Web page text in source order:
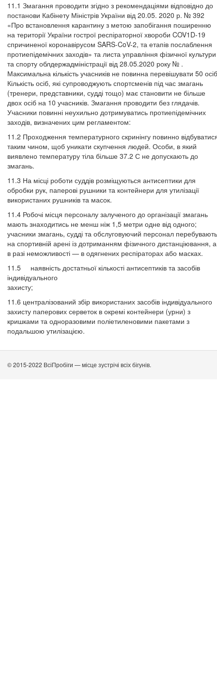
11.1 Змагання проводити згідно з рекомендаціями відповідно до
постанови Кабінету Міністрів України від 20.05. 2020 р. № 392
«Про встановлення карантину з метою запобігання поширенню
на території України гострої респіраторної хвороби COV1D-19
спричиненої коронавірусом SARS-CoV-2, та етапів послаблення
протиепідемічних заходів» та листа управління фізичної культури
та спорту облдержадміністрації від 28.05.2020 року № .
Максимальна кількість учасників не повинна перевішувати 50
Кількість осіб, які супроводжують спортсменів під час змагань
(тренери, представники, судді тощо) має становити не більше
двох осіб на 10 учасників. Змагання проводити без глядачів.
Учасники повинні неухильно дотримуватись протиепідемічних
заходів, визначених цим регламентом:
11.2 Проходження температурного скринінгу повинно
таким чином, щоб уникати скупчення людей. Особи, в який
виявлено температуру тіла більше 37.2 С не допускають до
змагань.
11.3 На місці роботи суддів розміщуються антисептики для
обробки рук, паперові рушники та контейнери для утилізації
використаних рушників та масок.
11.4 Робочі місця персоналу залученого до організації змагань
мають знаходитись не менш ніж 1,5 метри одне від одного;
учасники змагань, судді та обслуговуючий персонал перебувають
на спортивній арені із дотриманням фізичного дистанціювання, а
в разі неможливості — в одягнених респіраторах або масках.
11.5 наявність достатньої кількості антисептиків та засобів
індивідуального
захисту;
11.6 централізований збір використаних засобів індивідуального
захисту паперових серветок в окремі контейнери (урни) з
кришками та одноразовими поліетиленовими пакетами з
подальшою утилізацією.
© 2015-2022 ВсіПробіги — місце зустрічі всіх бігунів.